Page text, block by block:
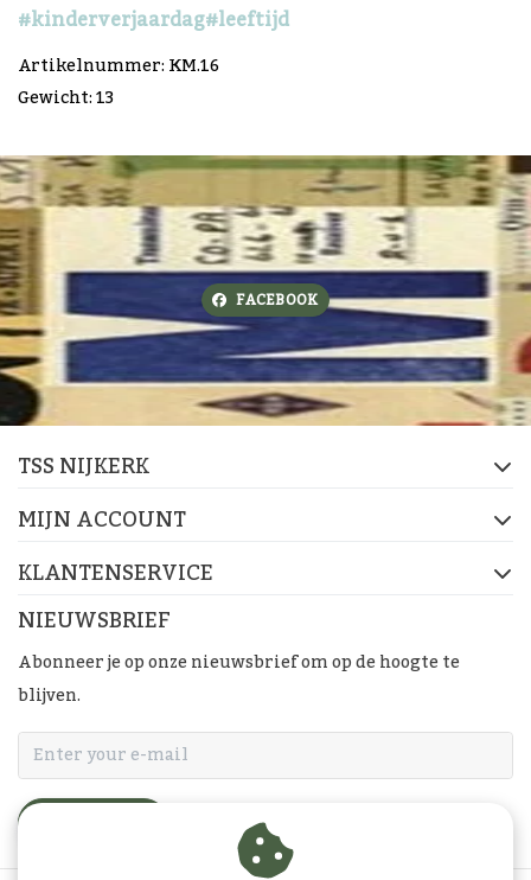
#kinderverjaardag#leeftijd
Artikelnummer: KM.16
Gewicht: 13
FACEBOOK
TSS NIJKERK
MIJN ACCOUNT
KLANTENSERVICE
NIEUWSBRIEF
Abonneer je op onze nieuwsbrief om op de hoogte te
blijven.